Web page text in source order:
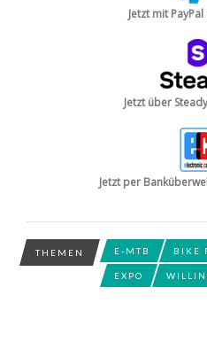
Jetzt mit
Jetzt über
Jetzt per
THEMEN E-MTB BIKE
EXPO